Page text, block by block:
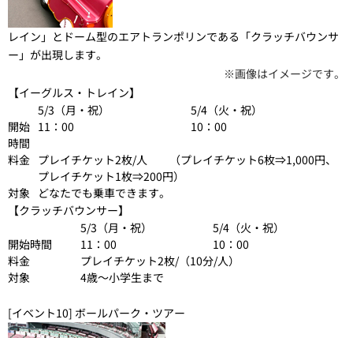
レイン」とドーム型のエアトランポリンである「クラッチバウンサ
ー」が出現します。
※画像はイメージです。
【イーグルス・トレイン】
5/3（月・祝）
5/4（火・祝）
開始
時間
11：00 10：00
料金 プレイチケット2枚/人 （プレイチケット6枚⇒1,000円、
プレイチケット1枚⇒200円）
対象
どなたでも乗車できます。
【クラッチバウンサー】
5/3（月・祝）
5/4（火・祝）
開始時間
11：00
10：00
料金
プレイチケット2枚/（10分/人）
対象
4歳～小学生まで
[イベント10] ボールパーク・ツアー